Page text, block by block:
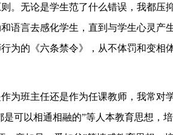
。无论是学生范了什么错误，我都压
语言去感化学生，直到与学生心灵产
为的《六条禁令》，从不体罚和变相
为班主任还是作为任课教师，我常对
可以相通相融的”等人本教育思想，培